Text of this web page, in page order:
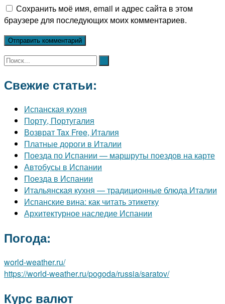
Сохранить моё имя, email и адрес сайта в этом
браузере для последующих моих комментариев.
Свежие статьи:
Испанская кухня
Порту, Португалия
Возврат Tax Free, Италия
Платные дороги в Италии
Поезда по Испании — маршруты поездов на карте
Автобусы в Испании
Поезда в Испании
Итальянская кухня — традиционные блюда Италии
Испанские вина: как читать этикетку
Архитектурное наследие Испании
Погода:
world-weather.ru/
https://world-weather.ru/pogoda/russia/saratov/
Курс валют